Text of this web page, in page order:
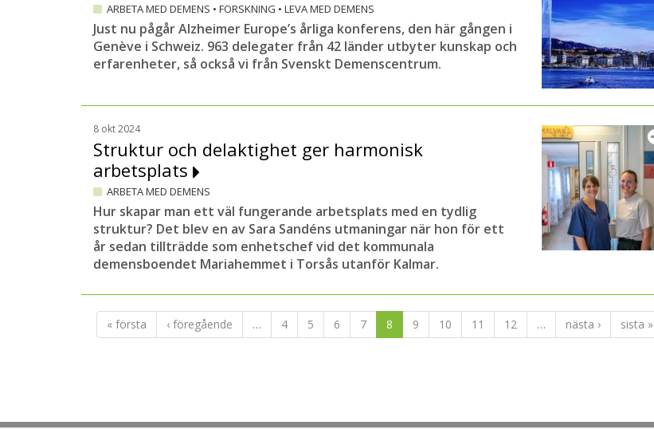
ARBETA MED DEMENS • FORSKNING • LEVA MED DEMENS
Just nu pågår Alzheimer Europe’s årliga konferens, den här gången i
Genève i Schweiz. 963 delegater från 42 länder utbyter kunskap och
erfarenheter, så också vi från Svenskt Demenscentrum.
8 okt 2024
Struktur och delaktighet ger harmonisk
arbetsplats
ARBETA MED DEMENS
Hur skapar man ett väl fungerande arbetsplats med en tydlig
struktur? Det blev en av Sara Sandéns utmaningar när hon för ett
år sedan tillträdde som enhetschef vid det kommunala
demensboendet Mariahemmet i Torsås utanför Kalmar.
« första ‹ föregående … 4 5 6 7 8 9 10 11 12 … nästa › sista »